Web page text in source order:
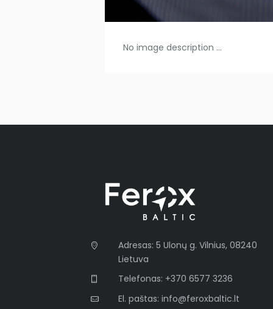
No image description ...
Adresas: 5 Ulonų g. Vilnius, 08240
Lietuva
Telefonas: +370 6577 3236
El. paštas: info@feroxbaltic.lt